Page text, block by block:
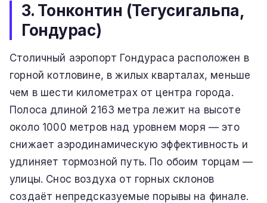
3. Тонконтин (Тегусигальпа,
Гондурас)
Столичный аэропорт Гондураса расположен в
горной котловине, в жилых кварталах, меньше
чем в шести километрах от центра города.
Полоса длиной 2163 метра лежит на высоте
около 1000 метров над уровнем моря — это
снижает аэродинамическую эффективность и
удлиняет тормозной путь. По обоим торцам —
улицы. Снос воздуха от горных склонов
создаёт непредсказуемые порывы на финале.